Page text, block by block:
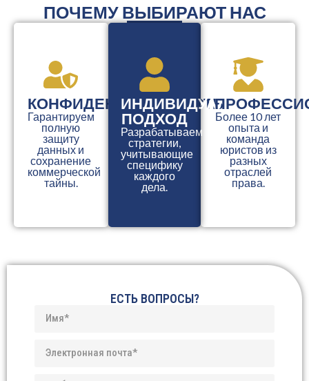
ПОЧЕМУ ВЫБИРАЮТ НАС
КОНФИДЕНЦИАЛЬНОСТЬ
Гарантируем
полную
защиту
данных и
сохранение
коммерческой
тайны.
ИНДИВИДУАЛЬНЫЙ
ПОДХОД
Разрабатываем
стратегии,
учитывающие
специфику
каждого
дела.
Более 10 лет
опыта и
команда
юристов из
разных
отраслей
права.
ЕСТЬ ВОПРОСЫ?